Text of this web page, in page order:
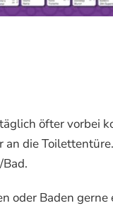
öfter vorbei
an die
oder Baden gerne